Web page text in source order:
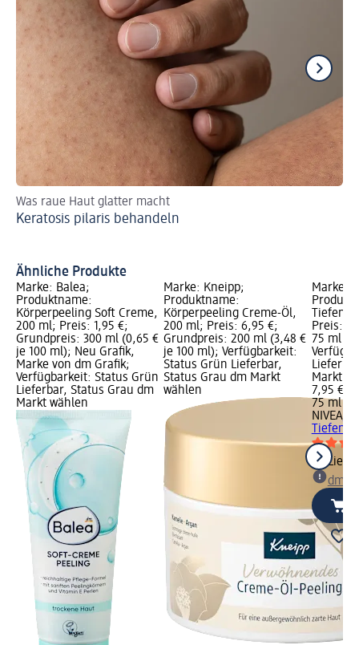
Was raue Haut glatter macht
Keratosis pilaris behandeln
Ähnliche Produkte
Marke: Balea;
Produktname:
Körperpeeling Soft Creme,
200 ml; Preis: 1,95 €;
Grundpreis: 300 ml (0,65 €
je 100 ml); Neu Grafik,
Marke von dm Grafik;
Verfügbarkeit: Status Grün
Lieferbar, Status Grau dm
Markt wählen
Marke: Kneipp;
Produktname:
Körperpeeling Creme-Öl,
200 ml; Preis: 6,95 €;
Grundpreis: 200 ml (3,48 €
je 100 ml); Verfügbarkeit:
Status Grün Lieferbar,
Status Grau dm Markt
wählen
Marke:
Preis:
75 ml
Markt
7,95 €
75 ml
NIVEA
dm